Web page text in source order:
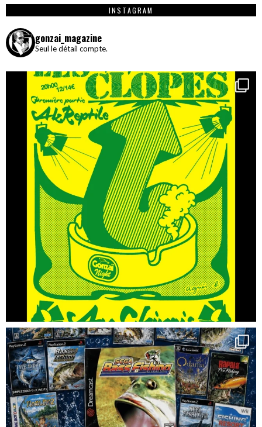
INSTAGRAM
gonzai_magazine
Seul le détail compte.